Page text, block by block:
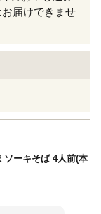
届けできませ
ソーキそば 4人前(本